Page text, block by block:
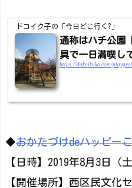
ドコイク子の「今日どこ行く?」
通称はハチ公園
具で一日満喫し
https://dokoikuko.com/
◆おかたづけdeハッピー
【日時】2019年8月3日（
【開催場所】西区民文